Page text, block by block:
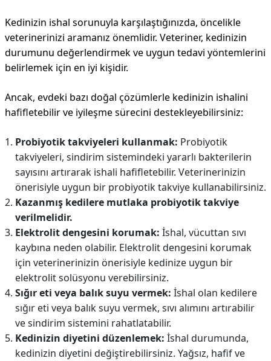
Kedinizin ishal sorunuyla karşılaştığınızda, öncelikle
veterinerinizi aramanız önemlidir. Veteriner, kedinizin
durumunu değerlendirmek ve uygun tedavi yöntemlerini
belirlemek için en iyi kişidir.
Ancak, evdeki bazı doğal çözümlerle kedinizin ishalini
hafifletebilir ve iyileşme sürecini destekleyebilirsiniz:
Probiyotik takviyeleri kullanmak: Probiyotik
takviyeleri, sindirim sistemindeki yararlı bakterilerin
sayısını artırarak ishali hafifletebilir. Veterinerinizin
önerisiyle uygun bir probiyotik takviye kullanabilirsiniz.
Kazanmış kedilere mutlaka probiyotik takviye
verilmelidir.
Elektrolit dengesini korumak: İshal, vücuttan sıvı
kaybına neden olabilir. Elektrolit dengesini korumak
için veterinerinizin önerisiyle kedinize uygun bir
elektrolit solüsyonu verebilirsiniz.
Sığır eti veya balık suyu vermek: İshal olan kedilere
sığır eti veya balık suyu vermek, sıvı alımını artırabilir
ve sindirim sistemini rahatlatabilir.
Kedinizin diyetini düzenlemek: İshal durumunda,
kedinizin diyetini değiştirebilirsiniz. Yağsız, hafif ve